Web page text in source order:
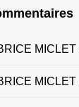
MICLET
MICLET